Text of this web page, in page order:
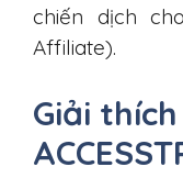
chiến dịch
Affiliate).
Giải